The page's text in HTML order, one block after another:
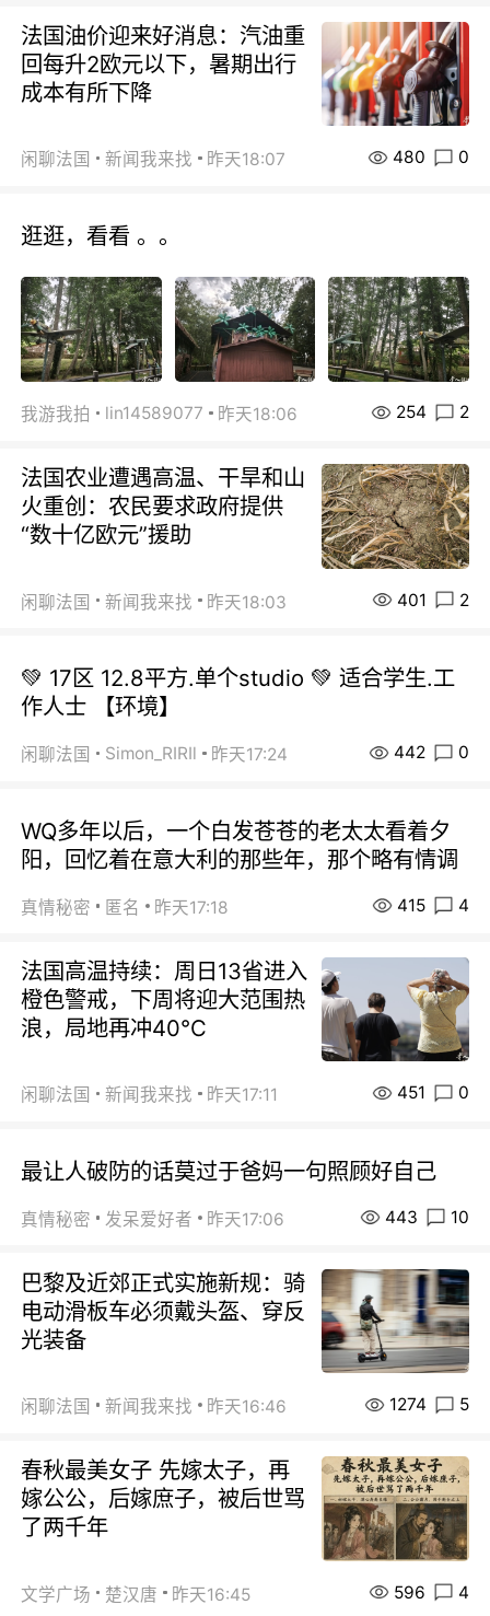
法国油价迎来好消息：汽油重
回每升2欧元以下，暑期出行
成本有所下降
闲聊法国 新闻我来找 昨天18:07 480 0
逛逛，看看 。。
我游我拍 lin14589077 昨天18:06 254 2
法国农业遭遇高温、干旱和山
火重创：农民要求政府提供
“数十亿欧元”援助
闲聊法国 新闻我来找 昨天18:03 401 2
💚 17区 12.8平方.单个studio 💚 适合学生.工
作人士 【环境】
闲聊法国 Simon_RIRIl 昨天17:24 442 0
WQ多年以后，一个白发苍苍的老太太看着夕
阳，回忆着在意大利的那些年，那个略有情调
真情秘密 匿名 昨天17:18 415 4
法国高温持续：周日13省进入
橙色警戒，下周将迎大范围热
浪，局地再冲40℃
闲聊法国 新闻我来找 昨天17:11 451 0
最让人破防的话莫过于爸妈一句照顾好自己
真情秘密 发呆爱好者 昨天17:06 443 10
巴黎及近郊正式实施新规：骑
电动滑板车必须戴头盔、穿反
光装备
闲聊法国 新闻我来找 昨天16:46 1274 5
春秋最美女子 先嫁太子，再
嫁公公，后嫁庶子，被后世骂
了两千年
文学广场 楚汉唐 昨天16:45 596 4